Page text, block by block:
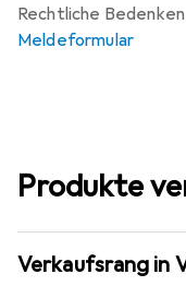
Rechtliche Bedenken
Meldeformular
Produkte
Verkaufsrang in